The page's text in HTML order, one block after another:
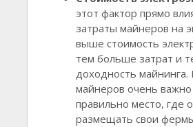
этот фактор прямо
затраты майнеров на
выше стоимость
тем больше затрат и
доходность майнинга.
майнеров очень
правильно место, где
размещать свои